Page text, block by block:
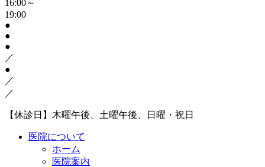
16:00～
19:00
●
●
●
／
●
／
／
【休診日】木曜午後、土曜午後、日曜・祝日
医院について
ホーム
医院案内